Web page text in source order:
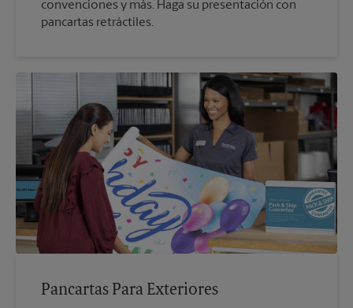
convenciones y más. Haga su presentación con
pancartas retráctiles.
Pancartas Para Exteriores